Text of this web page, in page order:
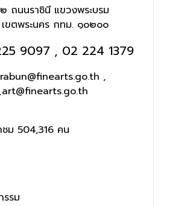
ถนนราชินี แขวงพระบรม
เขตพระนคร กทม. ๑๐๒๐๐
9097 , 02 224 1379
,
ชม 504,316 คน
รรม